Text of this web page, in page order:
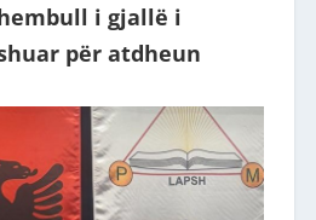
i gjallë i
për atdheun